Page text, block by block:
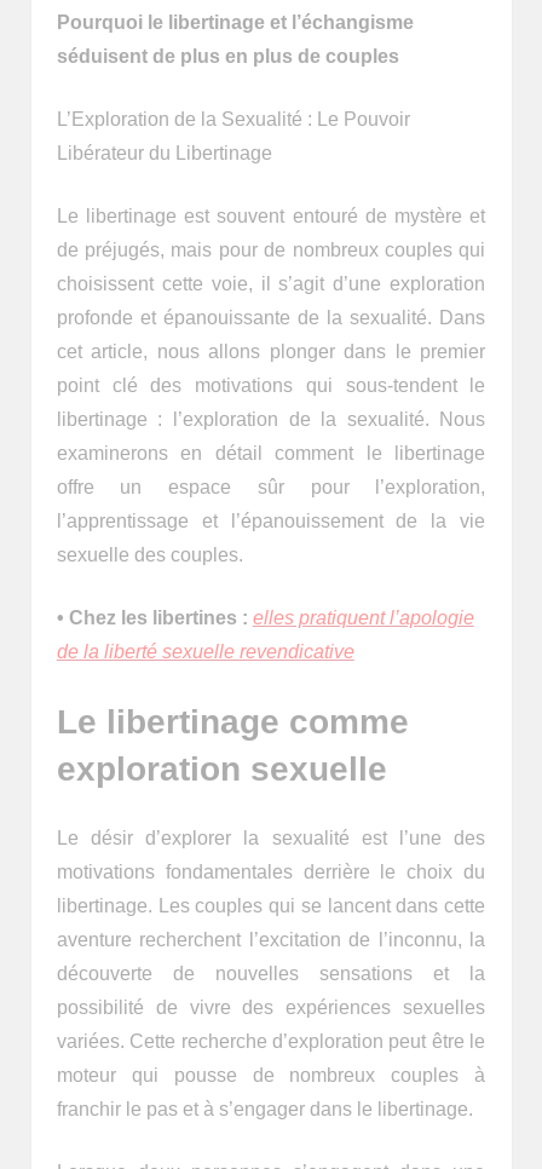
Pourquoi le libertinage et l’échangisme
séduisent de plus en plus de couples
L’Exploration de la Sexualité : Le Pouvoir
Libérateur du Libertinage
Le libertinage est souvent entouré de mystère et
de préjugés, mais pour de nombreux couples qui
choisissent cette voie, il s’agit d’une exploration
profonde et épanouissante de la sexualité. Dans
cet article, nous allons plonger dans le premier
point clé des motivations qui sous-tendent le
libertinage : l’exploration de la sexualité. Nous
examinerons en détail comment le libertinage
offre un espace sûr pour l’exploration,
l’apprentissage et l’épanouissement de la vie
sexuelle des couples.
• Chez les libertines : elles pratiquent l’apologie
de la liberté sexuelle revendicative
Le libertinage comme
exploration sexuelle
Le désir d’explorer la sexualité est l’une des
motivations fondamentales derrière le choix du
libertinage. Les couples qui se lancent dans cette
aventure recherchent l’excitation de l’inconnu, la
découverte de nouvelles sensations et la
possibilité de vivre des expériences sexuelles
variées. Cette recherche d’exploration peut être le
moteur qui pousse de nombreux couples à
franchir le pas et à s’engager dans le libertinage.